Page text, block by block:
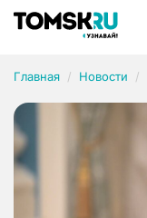
Главная Новости